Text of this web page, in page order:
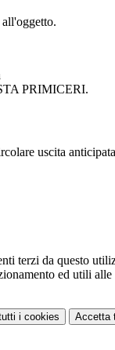
PRIMICERI.
uscita
terzi da questo
ed utili
i cookies Accetta